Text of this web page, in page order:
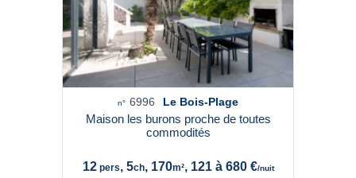
n° 6996 Le Bois-Plage
Maison les burons proche de toutes
commodités
12pers, 5ch, 170m², 121 à 680 €/nuit